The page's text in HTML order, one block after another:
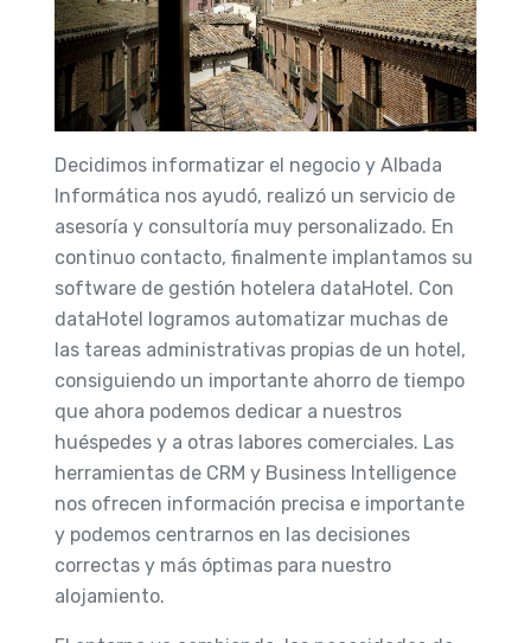
Decidimos informatizar el negocio y Albada
Informática nos ayudó, realizó un servicio de
asesoría y consultoría muy personalizado. En
continuo contacto, finalmente implantamos su
software de gestión hotelera dataHotel. Con
dataHotel logramos automatizar muchas de
las tareas administrativas propias de un hotel,
consiguiendo un importante ahorro de tiempo
que ahora podemos dedicar a nuestros
huéspedes y a otras labores comerciales. Las
herramientas de CRM y Business Intelligence
nos ofrecen información precisa e importante
y podemos centrarnos en las decisiones
correctas y más óptimas para nuestro
alojamiento.